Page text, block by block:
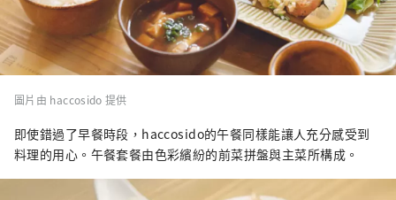
圖片由 haccosido 提供
即使錯過了早餐時段，haccosido的午餐同樣能讓人充分感受到
料理的用心。午餐套餐由色彩繽紛的前菜拼盤與主菜所構成。